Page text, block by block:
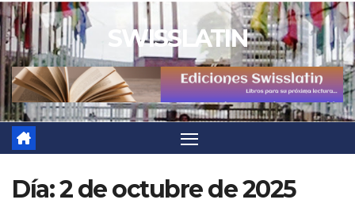
Saltar
al
contenido
SWISSLATIN
Día:2 de octubre de 2025